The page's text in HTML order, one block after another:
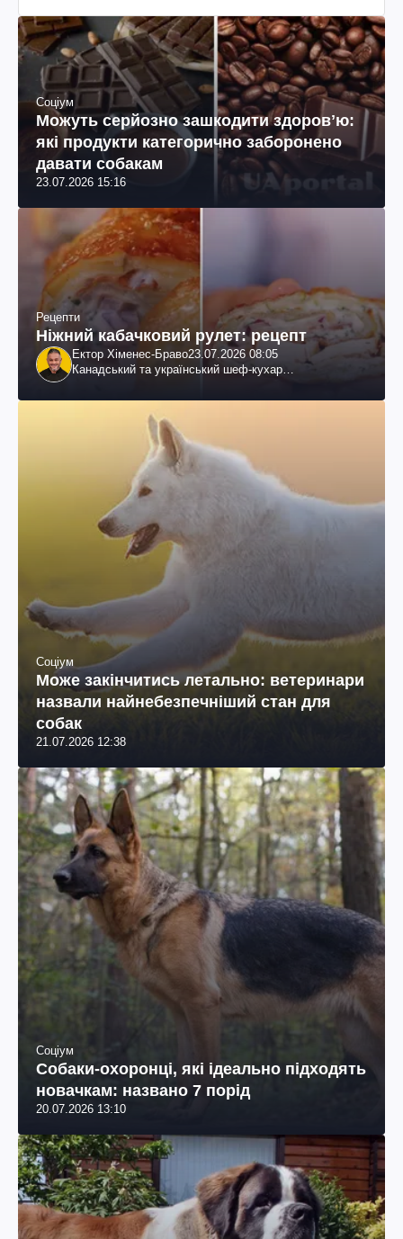
Соціум
Можуть серйозно зашкодити здоровʼю:
які продукти категорично заборонено
давати собакам
23.07.2026 15:16
Рецепти
Ніжний кабачковий рулет: рецепт
Ектор Хіменес-Браво23.07.2026 08:05
Канадський та український шеф-кухар
Соціум
Може закінчитись летально: ветеринари
назвали найнебезпечніший стан для
собак
21.07.2026 12:38
Соціум
Собаки-охоронці, які ідеально підходять
новачкам: названо 7 порід
20.07.2026 13:10